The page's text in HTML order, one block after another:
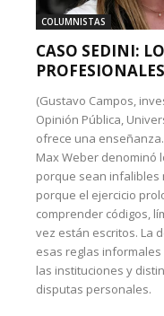
COLUMNISTAS
CASO SEDINI:
PROFESIONALES
(Gustavo Campos,
Opinión Pública,
ofrece una
Max Weber denominó
porque sean infalibles
porque el ejercicio
comprender códigos,
vez están escritos. La
esas reglas
las instituciones y
disputas personales.